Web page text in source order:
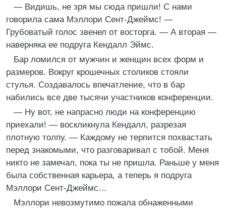
— Видишь, не зря мы сюда пришли! С нами
говорила сама Мэллори Сент-Джеймс! —
Грубоватый голос звенел от восторга. — А вторая —
наверняка ее подруга Кендалл Эймс.
Бар ломился от мужчин и женщин всех форм и
размеров. Вокруг крошечных столиков стояли
стулья. Создавалось впечатление, что в бар
набились все две тысячи участников конференции.
— Ну вот, не напрасно люди на конференцию
приехали! — воскликнула Кендалл, разрезая
плотную толпу. — Каждому не терпится похвастать
перед знакомыми, что разговаривал с тобой. Меня
никто не замечал, пока ты не пришла. Раньше у меня
была собственная карьера, а теперь я подруга
Мэллори Сент-Джеймс…
Мэллори невозмутимо пожала обнаженными